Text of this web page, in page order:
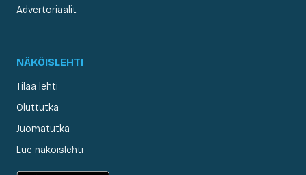
Advertoriaalit
NÄKÖISLEHTI
Tilaa lehti
Oluttutka
Juomatutka
Lue näköislehti